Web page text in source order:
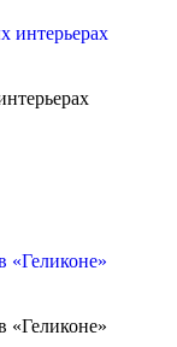
интерьерах
«Геликоне»
«Геликоне»